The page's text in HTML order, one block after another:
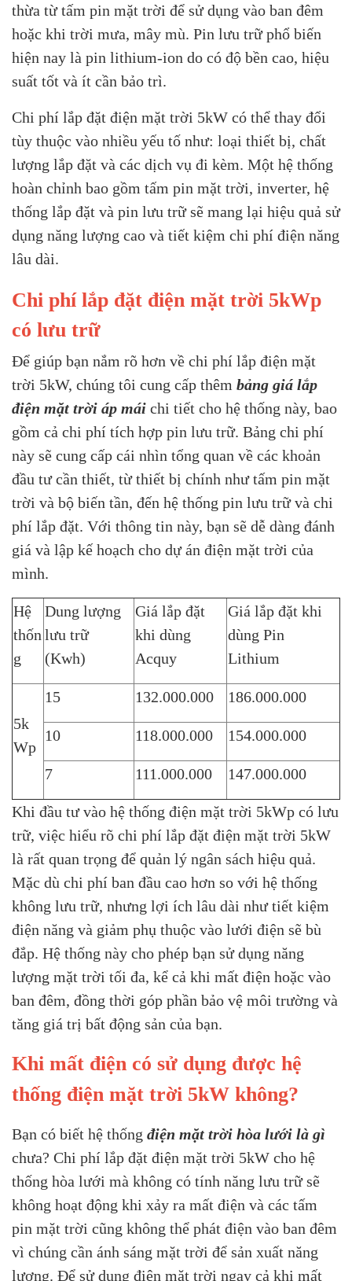
thừa từ tấm pin mặt trời để sử dụng vào ban đêm
hoặc khi trời mưa, mây mù. Pin lưu trữ phổ biến
hiện nay là pin lithium-ion do có độ bền cao, hiệu
suất tốt và ít cần bảo trì.
Chi phí lắp đặt điện mặt trời 5kW có thể thay đổi
tùy thuộc vào nhiều yếu tố như: loại thiết bị, chất
lượng lắp đặt và các dịch vụ đi kèm. Một hệ thống
hoàn chỉnh bao gồm tấm pin mặt trời, inverter, hệ
thống lắp đặt và pin lưu trữ sẽ mang lại hiệu quả sử
dụng năng lượng cao và tiết kiệm chi phí điện năng
lâu dài.
Chi phí lắp đặt điện mặt trời 5kWp
có lưu trữ
Để giúp bạn nắm rõ hơn về chi phí lắp điện mặt
trời 5kW, chúng tôi cung cấp thêm bảng giá lắp
điện mặt trời áp mái chi tiết cho hệ thống này, bao
gồm cả chi phí tích hợp pin lưu trữ. Bảng chi phí
này sẽ cung cấp cái nhìn tổng quan về các khoản
đầu tư cần thiết, từ thiết bị chính như tấm pin mặt
trời và bộ biến tần, đến hệ thống pin lưu trữ và chi
phí lắp đặt. Với thông tin này, bạn sẽ dễ dàng đánh
giá và lập kế hoạch cho dự án điện mặt trời của
mình.
Hệ
thốn
g
Dung lượng
lưu trữ
(Kwh)
Giá lắp đặt
khi dùng
Acquy
Giá lắp đặt khi
dùng Pin
Lithium
5k
Wp
15 132.000.000 186.000.000
10 118.000.000 154.000.000
7 111.000.000 147.000.000
Khi đầu tư vào hệ thống điện mặt trời 5kWp có lưu
trữ, việc hiểu rõ chi phí lắp đặt điện mặt trời 5kW
là rất quan trọng để quản lý ngân sách hiệu quả.
Mặc dù chi phí ban đầu cao hơn so với hệ thống
không lưu trữ, nhưng lợi ích lâu dài như tiết kiệm
điện năng và giảm phụ thuộc vào lưới điện sẽ bù
đắp. Hệ thống này cho phép bạn sử dụng năng
lượng mặt trời tối đa, kể cả khi mất điện hoặc vào
ban đêm, đồng thời góp phần bảo vệ môi trường và
tăng giá trị bất động sản của bạn.
Khi mất điện có sử dụng được hệ
thống điện mặt trời 5kW không?
Bạn có biết hệ thống điện mặt trời hòa lưới là gì
chưa? Chi phí lắp đặt điện mặt trời 5kW cho hệ
thống hòa lưới mà không có tính năng lưu trữ sẽ
không hoạt động khi xảy ra mất điện và các tấm
pin mặt trời cũng không thể phát điện vào ban đêm
vì chúng cần ánh sáng mặt trời để sản xuất năng
lượng. Để sử dụng điện mặt trời ngay cả khi mất